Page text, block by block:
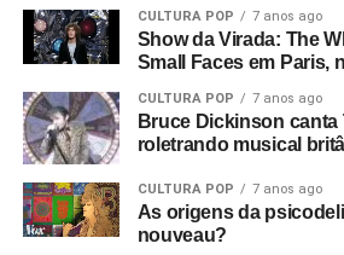
CULTURA POP 7 anos ago
Show da Virada: The
Small Faces em Paris,
CULTURA POP 7 anos ago
Bruce Dickinson
roletrando musical
CULTURA POP 7 anos ago
As origens da
nouveau?